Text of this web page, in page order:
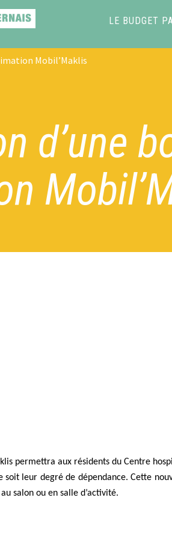
LE BUDGET
Mobil’Maklis
d’une
permettra aux résidents du Centre
soit leur degré de dépendance. Cette
salon ou en salle d’activité.